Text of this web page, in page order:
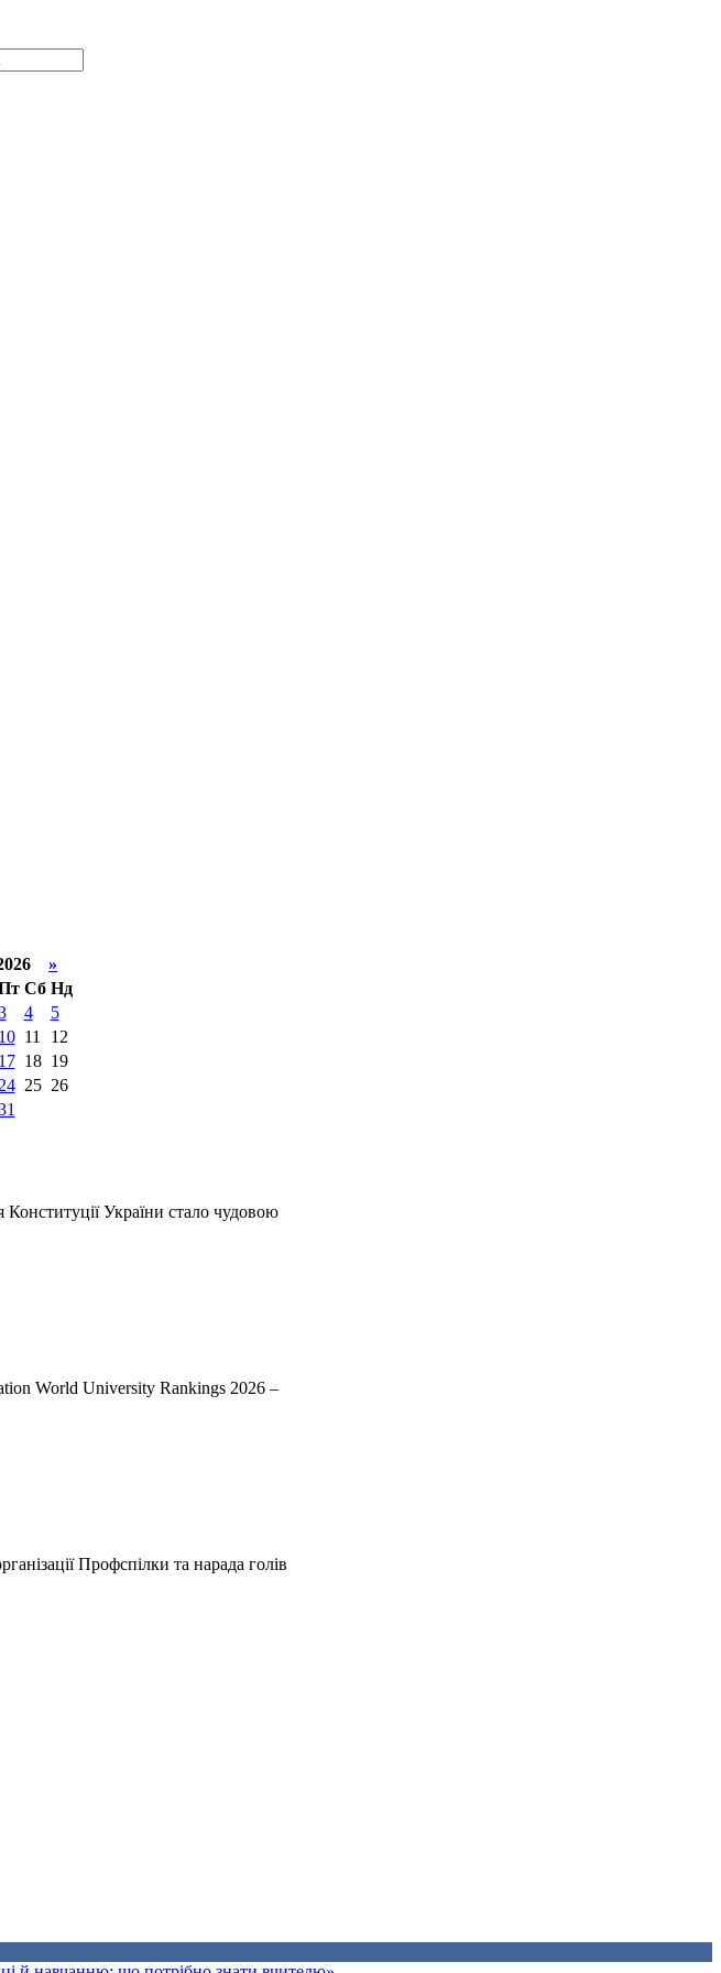
»
Сб Нд
4
5
10 11
12
17 18 19
24 25 26
Конституції України стало чудовою
World University Rankings 2026 –
Профспілки та нарада голів